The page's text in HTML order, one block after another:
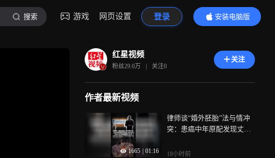
搜索 游戏 网页设置 登录
安装电脑版
内容更精彩
红星视频
粉丝29.0万 | 关注0
关注
作者最新视频
1665 01:16
律师谈“婚外胚胎”法与情冲
突：患癌中年原配发现丈夫
的信任感，极端个案让法条
18小时前